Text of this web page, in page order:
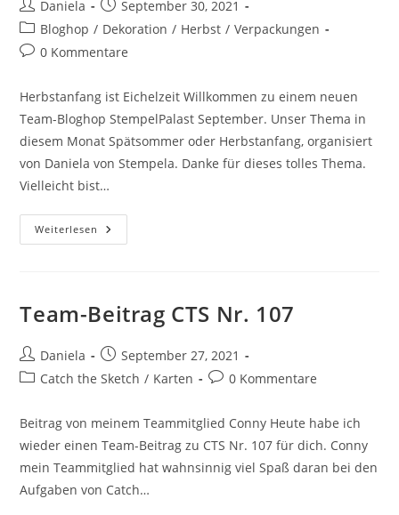
Daniela
September 30, 2021
Bloghop / Dekoration / Herbst / Verpackungen
0 Kommentare
Herbstanfang ist Eichelzeit Willkommen zu einem neuen
Team-Bloghop StempelPalast September. Unser Thema in
diesem Monat Spätsommer oder Herbstanfang, organisiert
von Daniela von Stempela. Danke für dieses tolles Thema.
Vielleicht bist…
Weiterlesen
Team-Beitrag CTS Nr. 107
Daniela
September 27, 2021
Catch the Sketch / Karten 0 Kommentare
Beitrag von meinem Teammitglied Conny Heute habe ich
wieder einen Team-Beitrag zu CTS Nr. 107 für dich. Conny
mein Teammitglied hat wahnsinnig viel Spaß daran bei den
Aufgaben von Catch…